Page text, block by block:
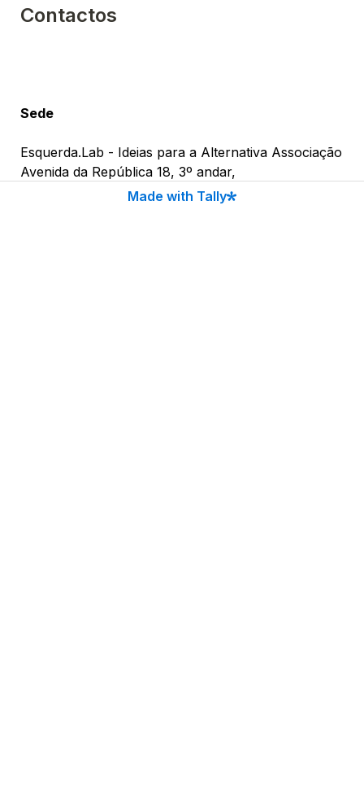
Contactos
Sede
Esquerda.Lab - Ideias para a Alternativa Associação
Avenida da República 18, 3º andar,
Made with Tally